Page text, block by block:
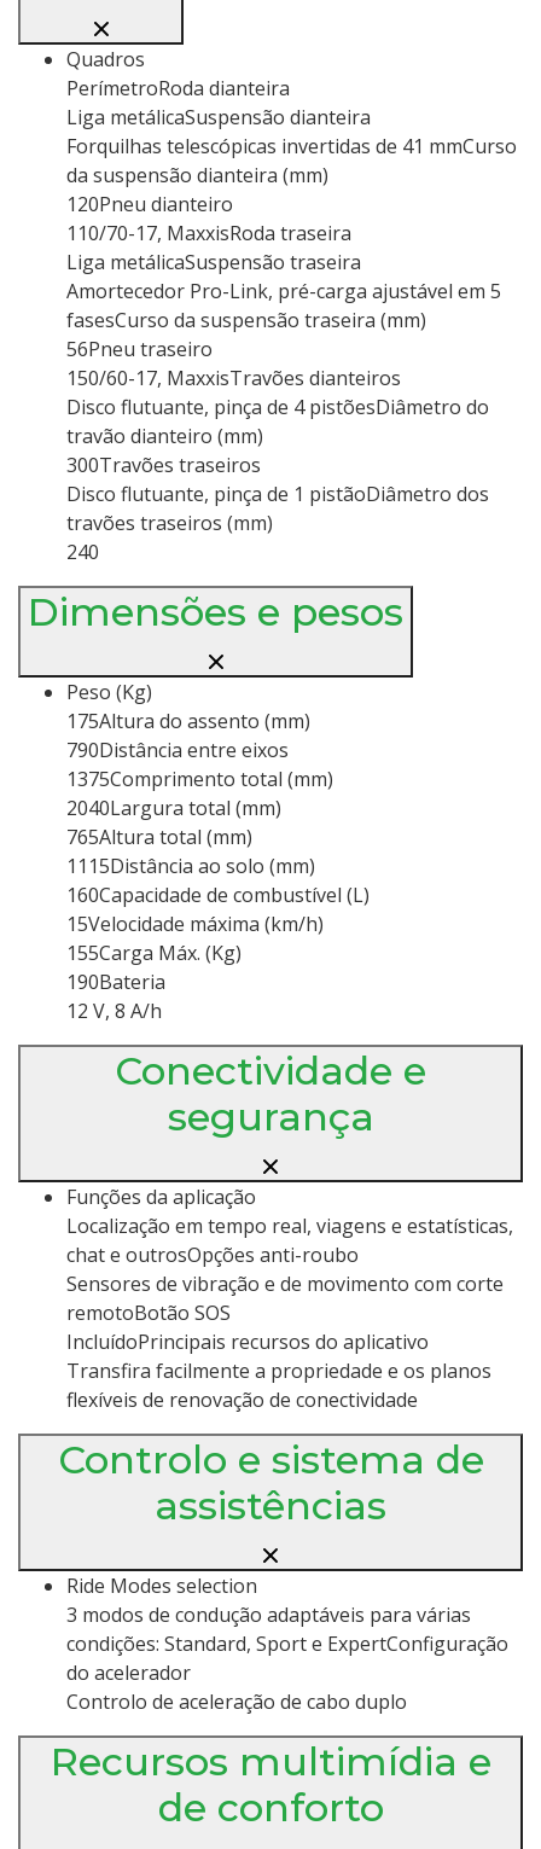
Quadros
PerímetroRoda dianteira
Liga metálicaSuspensão dianteira
Forquilhas telescópicas invertidas de 41 mmCurso
da suspensão dianteira (mm)
120Pneu dianteiro
110/70-17, MaxxisRoda traseira
Liga metálicaSuspensão traseira
Amortecedor Pro-Link, pré-carga ajustável em 5
fasesCurso da suspensão traseira (mm)
56Pneu traseiro
150/60-17, MaxxisTravões dianteiros
Disco flutuante, pinça de 4 pistõesDiâmetro do
travão dianteiro (mm)
300Travões traseiros
Disco flutuante, pinça de 1 pistãoDiâmetro dos
travões traseiros (mm)
240
Dimensões e pesos
Peso (Kg)
175Altura do assento (mm)
790Distância entre eixos
1375Comprimento total (mm)
2040Largura total (mm)
765Altura total (mm)
1115Distância ao solo (mm)
160Capacidade de combustível (L)
15Velocidade máxima (km/h)
155Carga Máx. (Kg)
190Bateria
12 V, 8 A/h
Conectividade e
segurança
Funções da aplicação
Localização em tempo real, viagens e estatísticas,
chat e outrosOpções anti-roubo
Sensores de vibração e de movimento com corte
remotoBotão SOS
IncluídoPrincipais recursos do aplicativo
Transfira facilmente a propriedade e os planos
flexíveis de renovação de conectividade
Controlo e sistema de
assistências
Ride Modes selection
3 modos de condução adaptáveis para várias
condições: Standard, Sport e ExpertConfiguração
do acelerador
Controlo de aceleração de cabo duplo
Recursos multimídia e
de conforto